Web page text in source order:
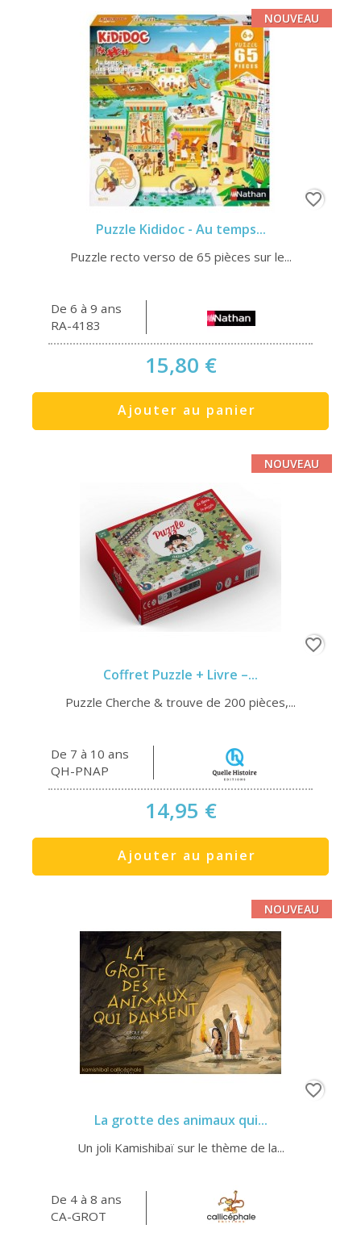
Puzzle Kididoc - Au temps...
Puzzle recto verso de 65 pièces sur le...
De 6 à 9 ans
RA-4183
15,80 €
Ajouter au panier
NOUVEAU
favorite_border
Coffret Puzzle + Livre –...
Puzzle Cherche & trouve de 200 pièces,...
De 7 à 10 ans
QH-PNAP
14,95 €
Ajouter au panier
NOUVEAU
favorite_border
La grotte des animaux qui...
Un joli Kamishibaï sur le thème de la...
De 4 à 8 ans
CA-GROT
NOUVEAU
favorite_border